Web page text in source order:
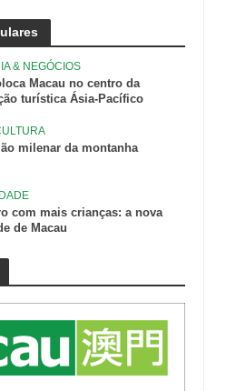
& NEGÓCIOS
Macau no centro da
turística Ásia-Pacífico
milenar da montanha
com mais crianças: a nova
de Macau